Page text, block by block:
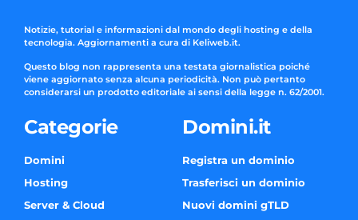
Notizie, tutorial e informazioni dal mondo degli hosting e della
tecnologia. Aggiornamenti a cura di Keliweb.it.
Questo blog non rappresenta una testata giornalistica poiché
viene aggiornato senza alcuna periodicità. Non può pertanto
considerarsi un prodotto editoriale ai sensi della legge n. 62/2001.
Categorie
Domini
Hosting
Server & Cloud
Domini.it
Registra un dominio
Trasferisci un dominio
Nuovi domini gTLD